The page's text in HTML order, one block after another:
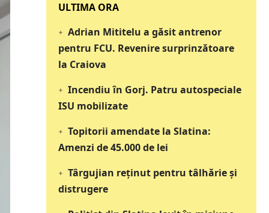
‎‎‎‎‎‎‎ULTIMA ORA
Adrian Mititelu a găsit antrenor
pentru FCU. Revenire surprinzătoare
la Craiova
Incendiu în Gorj. Patru autospeciale
ISU mobilizate
Topitorii amendate la Slatina:
Amenzi de 45.000 de lei
Târgujian reținut pentru tâlhărie și
distrugere